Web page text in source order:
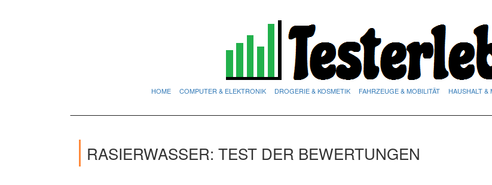
HOME COMPUTER & ELEKTRONIK DROGERIE & KOSMETIK FAHRZEUGE & MOBILITÄT HAUSHALT &
RASIERWASSER: TEST DER BEWERTUNGEN